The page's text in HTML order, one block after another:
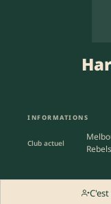
INFORMATIONS
Club actuel
Rebels